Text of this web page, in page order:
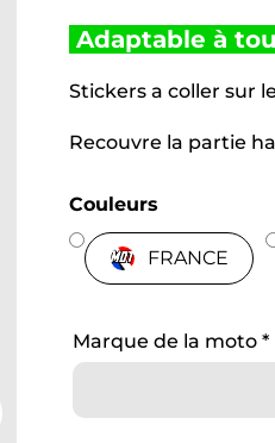
Adaptable à
Stickers a coller sur
Recouvre la partie
Couleurs
FRANCE
Marque de la moto *